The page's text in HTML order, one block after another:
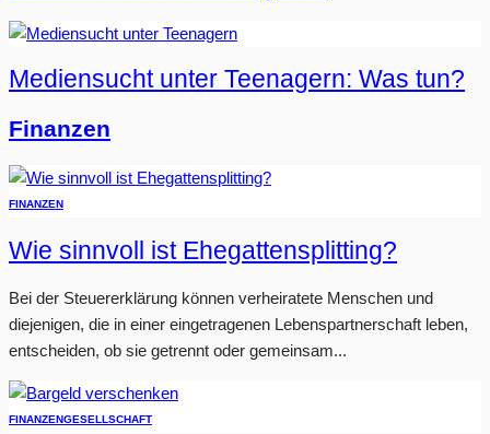
Mediensucht unter Teenagern: Was tun?
Finanzen
FINANZEN
Wie sinnvoll ist Ehegattensplitting?
Bei der Steuererklärung können verheiratete Menschen und
diejenigen, die in einer eingetragenen Lebenspartnerschaft leben,
entscheiden, ob sie getrennt oder gemeinsam...
FINANZENGESELLSCHAFT